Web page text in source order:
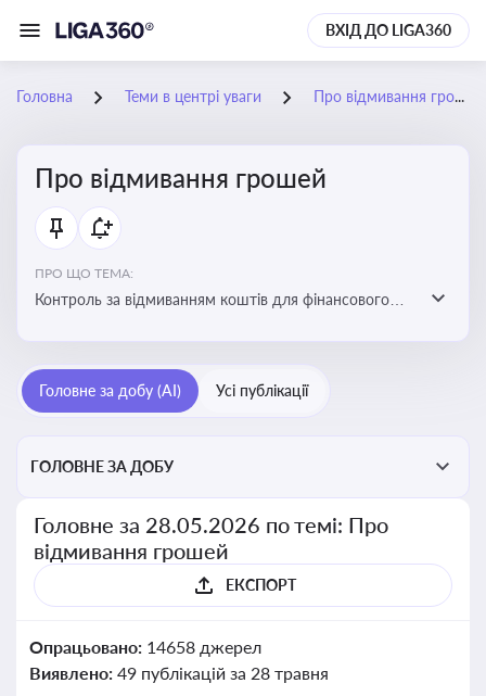
ВХІД ДО LIGA360
Головна Теми в центрі уваги Про відмивання грошей
Про відмивання грошей
ПРО ЩО ТЕМА:
Контроль за відмиванням коштів для фінансового
сплати податків. Вбудовування AML у договори та
Головне за добу (AI) Усі публікації
ГОЛОВНЕ ЗА ДОБУ
Головне за 28.05.2026 по темі: Про
відмивання грошей
ЕКСПОРТ
Опрацьовано: 14658 джерел
Виявлено: 49 публікацій за 28 травня